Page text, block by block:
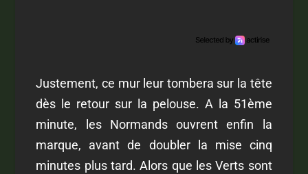
Justement, ce mur leur tombera sur la tête
dès le retour sur la pelouse. A la 51ème
minute, les Normands ouvrent enfin la
marque, avant de doubler la mise cinq
minutes plus tard. Alors que les Verts sont